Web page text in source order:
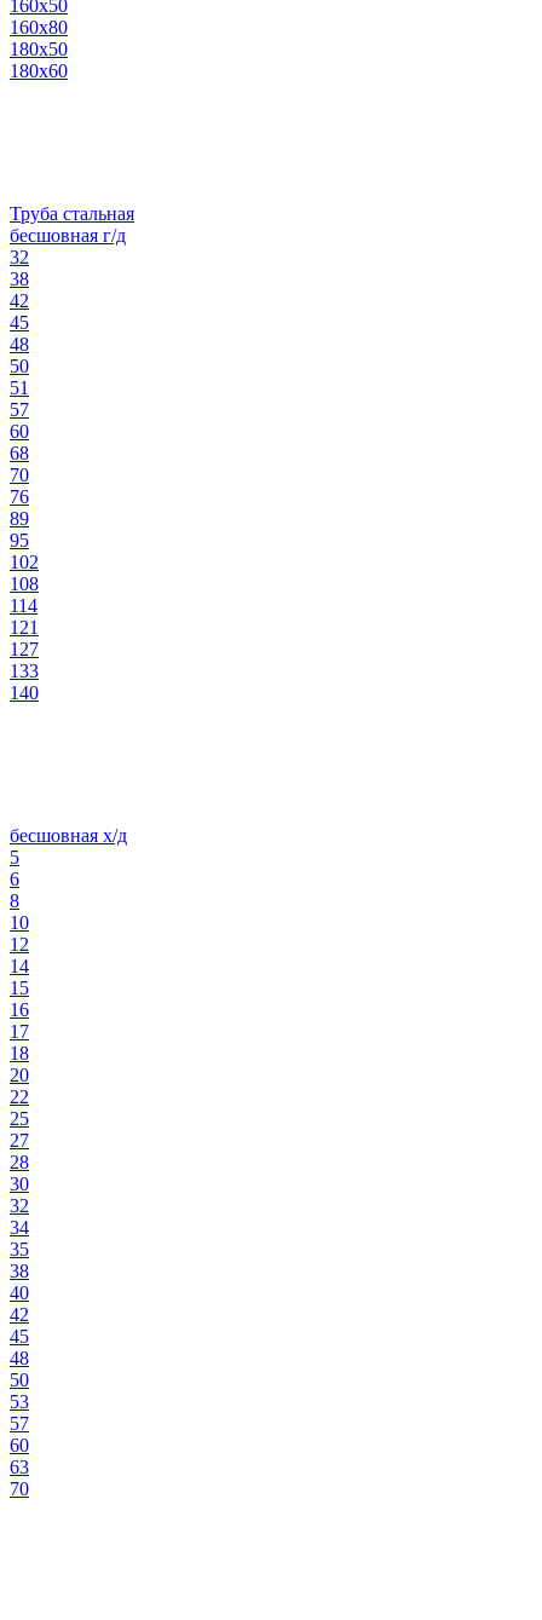
160х50
160х80
180х50
180х60
Труба стальная
бесшовная г/д
32
38
42
45
48
50
51
57
60
68
70
76
89
95
102
108
114
121
127
133
140
бесшовная х/д
5
6
8
10
12
14
15
16
17
18
20
22
25
27
28
30
32
34
35
38
40
42
45
48
50
53
57
60
63
70